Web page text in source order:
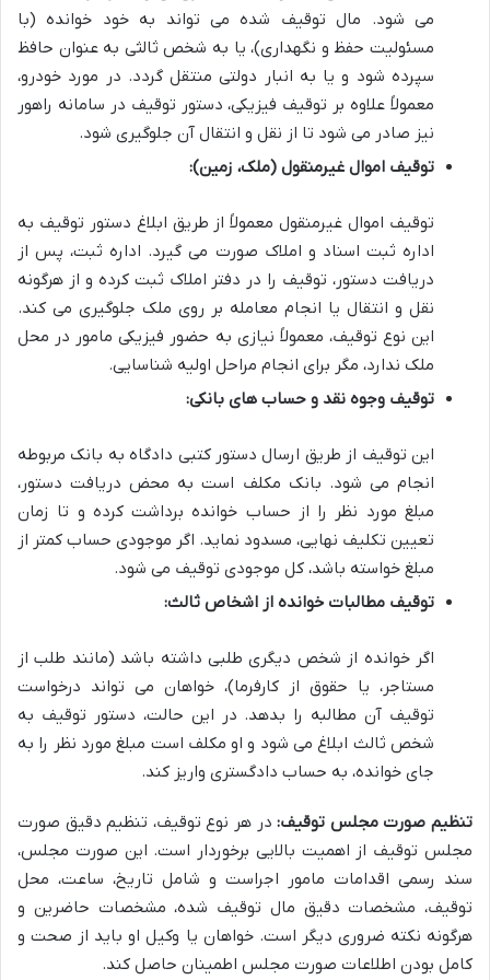
می شود. مال توقیف شده می تواند به خود خوانده (با
مسئولیت حفظ و نگهداری)، یا به شخص ثالثی به عنوان حافظ
سپرده شود و یا به انبار دولتی منتقل گردد. در مورد خودرو،
معمولاً علاوه بر توقیف فیزیکی، دستور توقیف در سامانه راهور
نیز صادر می شود تا از نقل و انتقال آن جلوگیری شود.
توقیف اموال غیرمنقول (ملک، زمین):
توقیف اموال غیرمنقول معمولاً از طریق ابلاغ دستور توقیف به
اداره ثبت اسناد و املاک صورت می گیرد. اداره ثبت، پس از
دریافت دستور، توقیف را در دفتر املاک ثبت کرده و از هرگونه
نقل و انتقال یا انجام معامله بر روی ملک جلوگیری می کند.
این نوع توقیف، معمولاً نیازی به حضور فیزیکی مامور در محل
ملک ندارد، مگر برای انجام مراحل اولیه شناسایی.
توقیف وجوه نقد و حساب های بانکی:
این توقیف از طریق ارسال دستور کتبی دادگاه به بانک مربوطه
انجام می شود. بانک مکلف است به محض دریافت دستور،
مبلغ مورد نظر را از حساب خوانده برداشت کرده و تا زمان
تعیین تکلیف نهایی، مسدود نماید. اگر موجودی حساب کمتر از
مبلغ خواسته باشد، کل موجودی توقیف می شود.
توقیف مطالبات خوانده از اشخاص ثالث:
اگر خوانده از شخص دیگری طلبی داشته باشد (مانند طلب از
مستاجر، یا حقوق از کارفرما)، خواهان می تواند درخواست
توقیف آن مطالبه را بدهد. در این حالت، دستور توقیف به
شخص ثالث ابلاغ می شود و او مکلف است مبلغ مورد نظر را به
جای خوانده، به حساب دادگستری واریز کند.
تنظیم صورت مجلس توقیف:در هر نوع توقیف، تنظیم دقیق صورت
مجلس توقیف از اهمیت بالایی برخوردار است. این صورت مجلس،
سند رسمی اقدامات مامور اجراست و شامل تاریخ، ساعت، محل
توقیف، مشخصات دقیق مال توقیف شده، مشخصات حاضرین و
هرگونه نکته ضروری دیگر است. خواهان یا وکیل او باید از صحت و
کامل بودن اطلاعات صورت مجلس اطمینان حاصل کند.